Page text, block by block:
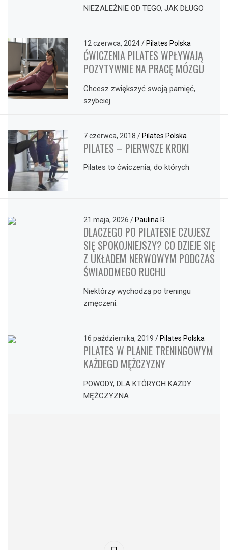
NIEZALEŻNIE OD TEGO, JAK DŁUGO
12 czerwca, 2024/ Pilates Polska
ĆWICZENIA PILATES WPŁYWAJĄ
POZYTYWNIE NA PRACĘ MÓZGU
Chcesz zwiększyć swoją pamięć,
szybciej
7 czerwca, 2018/ Pilates Polska
PILATES – PIERWSZE KROKI
Pilates to ćwiczenia, do których
21 maja, 2026/ Paulina R.
DLACZEGO PO PILATESIE CZUJESZ
SIĘ SPOKOJNIEJSZY? CO DZIEJE SIĘ
Z UKŁADEM NERWOWYM PODCZAS
ŚWIADOMEGO RUCHU
Niektórzy wychodzą po treningu
zmęczeni.
16 października, 2019/ Pilates Polska
PILATES W PLANIE TRENINGOWYM
KAŻDEGO MĘŻCZYZNY
POWODY, DLA KTÓRYCH KAŻDY
MĘŻCZYZNA